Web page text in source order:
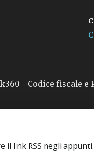
- Codice fiscale e
il link RSS negli appunti.